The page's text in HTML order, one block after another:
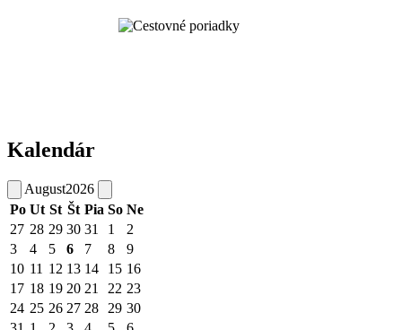
Kalendár
August2026
Po Ut St Št Pia So Ne
27 28 29 30 31 1
2
3
4 5 6 7 8
9
10 11 12 13 14 15 16
17 18 19 20 21 22 23
24 25 26 27 28 29 30